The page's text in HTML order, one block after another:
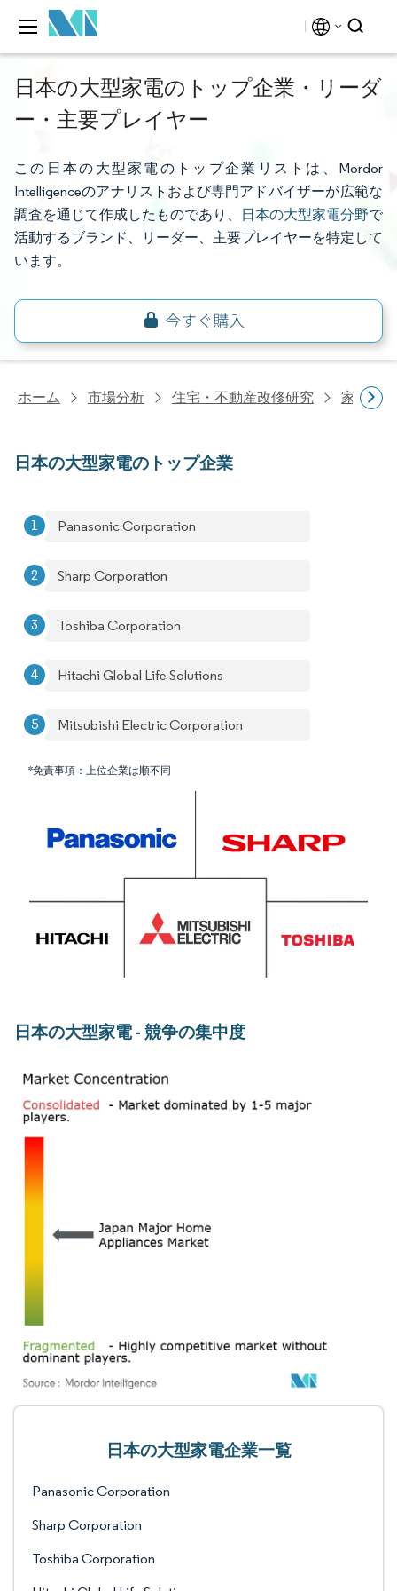
日本の大型家電のトップ企業・リーダ
ー・主要プレイヤー
この日本の大型家電のトップ企業リストは、Mordor
Intelligenceのアナリストおよび専門アドバイザーが広範な
調査を通じて作成したものであり、
日本の大型家電分野で
活動するブランド、リーダー、主要プレイヤーを特定して
います。
ホーム 市場分析 住宅・不動産改修研究 家電研究
日本の大型家電のトップ企業
Panasonic Corporation
Sharp Corporation
Toshiba Corporation
Hitachi Global Life Solutions
Mitsubishi Electric Corporation
*免責事項：上位企業は順不同
日本の大型家電 - 競争の集中度
日本の大型家電企業一覧
Panasonic Corporation
Sharp Corporation
Toshiba Corporation